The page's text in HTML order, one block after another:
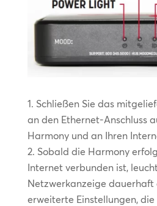
Schließen Sie das
an den Ethernet-Anschluss
Harmony und an Ihren
Sobald die Harmony
Internet verbunden ist,
Netzwerkanzeige dauerhaft
erweiterte Einstellungen,